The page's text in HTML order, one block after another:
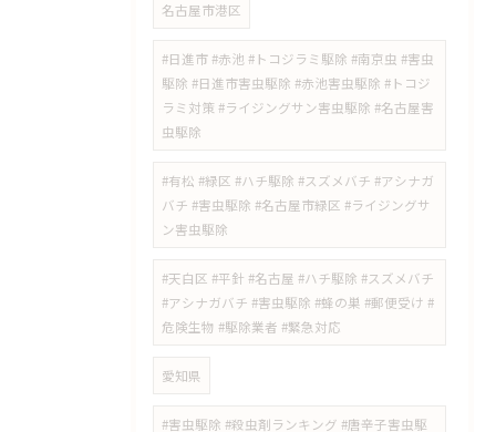
名古屋市港区
#日進市 #赤池 #トコジラミ駆除 #南京虫 #害虫
駆除 #日進市害虫駆除 #赤池害虫駆除 #トコジ
ラミ対策 #ライジングサン害虫駆除 #名古屋害
虫駆除
#有松 #緑区 #ハチ駆除 #スズメバチ #アシナガ
バチ #害虫駆除 #名古屋市緑区 #ライジングサ
ン害虫駆除
#天白区 #平針 #名古屋 #ハチ駆除 #スズメバチ
#アシナガバチ #害虫駆除 #蜂の巣 #郵便受け #
危険生物 #駆除業者 #緊急対応
愛知県
#害虫駆除 #殺虫剤ランキング #唐辛子害虫駆